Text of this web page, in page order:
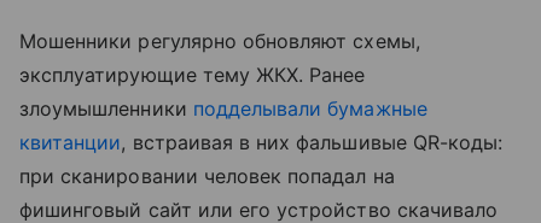
Мошенники регулярно обновляют схемы,
эксплуатирующие тему ЖКХ. Ранее
злоумышленники подделывали бумажные
квитанции, встраивая в них фальшивые QR-коды:
при сканировании человек попадал на
фишинговый сайт или его устройство скачивало